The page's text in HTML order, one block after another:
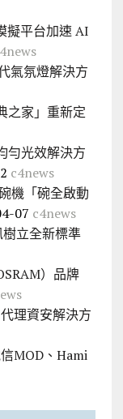
擬平台加速 AI
氣氛燈解決方
之家」重新定
勻光效解決方
c4news
機「碗全啟動
07 c4news
立全新標準
）品牌
理資安解決方
MOD、Hami